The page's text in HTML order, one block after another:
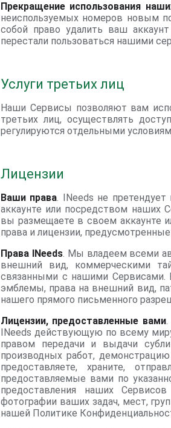
Прекращение использования
неиспользуемых номеров новым
собой право удалить ваш
перестали пользоваться нашими
Услуги третьих лиц
Наши Сервисы позволяют вам
третьих лиц, осуществлять
регулируются отдельными
Лицензии
Ваши права. INeeds не
аккаунте или посредством наших
вы размещаете в своем аккаунте
права и лицензии,
Права INeeds. Мы владеем всеми
внешний вид, коммерческими
связанными с нашими Сервисами.
эмблемы, права на внешний вид,
нашего прямого письменного
Лицензии, предоставленные вами.
INeeds действующую по всему
правом передачи и выдачи
производных работ,
предоставляете, храните,
предоставляемые вами по
предоставления наших
фотографии ваших задач, мест,
нашей Политике